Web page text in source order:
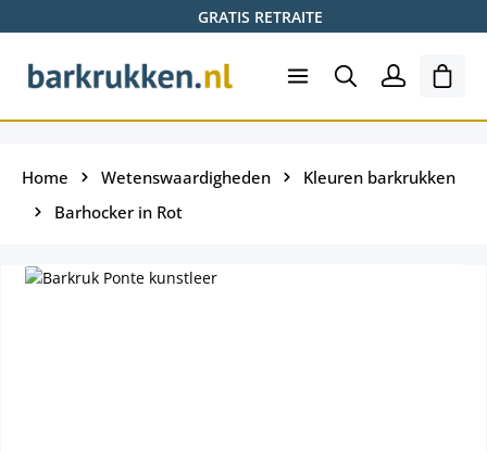
GRATIS RETRAITE
Home Wetenswaardigheden
Kleuren barkrukken
Barhocker in Rot